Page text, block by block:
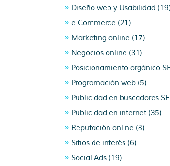
Diseño web y Usabilidad (19)
e-Commerce (21)
Marketing online (17)
Negocios online (31)
Posicionamiento orgánico
Programación web (5)
Publicidad en buscadores
Publicidad en internet (35)
Reputación online (8)
Sitios de interés (6)
Social Ads (19)